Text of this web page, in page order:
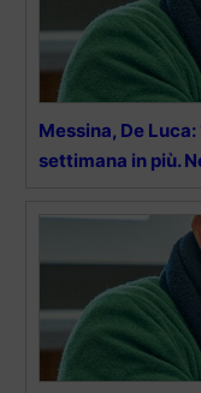
Messina, De
settimana in più.